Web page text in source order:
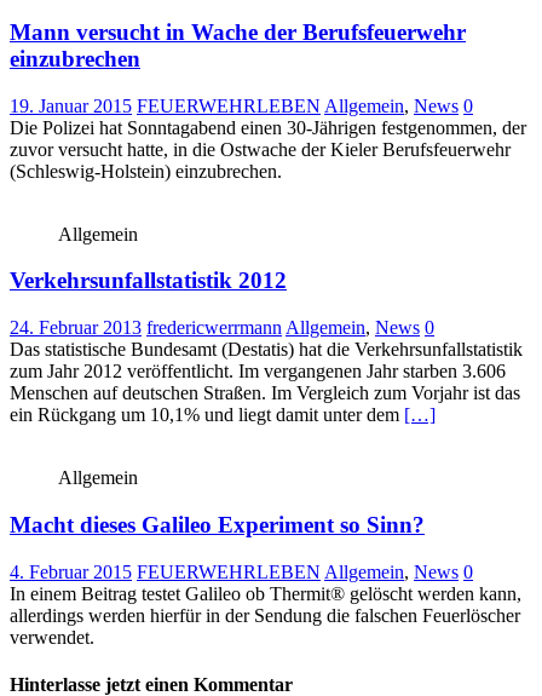
Mann versucht in Wache der Berufsfeuerwehr
einzubrechen
19. Januar 2015 FEUERWEHRLEBEN Allgemein, News 0
Die Polizei hat Sonntagabend einen 30-Jährigen festgenommen, der
zuvor versucht hatte, in die Ostwache der Kieler Berufsfeuerwehr
(Schleswig-Holstein) einzubrechen.
Allgemein
Verkehrsunfallstatistik 2012
24. Februar 2013 fredericwerrmann Allgemein, News 0
Das statistische Bundesamt (Destatis) hat die Verkehrsunfallstatistik
zum Jahr 2012 veröffentlicht. Im vergangenen Jahr starben 3.606
Menschen auf deutschen Straßen. Im Vergleich zum Vorjahr ist das
ein Rückgang um 10,1% und liegt damit unter dem […]
Allgemein
Macht dieses Galileo Experiment so Sinn?
4. Februar 2015 FEUERWEHRLEBEN Allgemein, News 0
In einem Beitrag testet Galileo ob Thermit® gelöscht werden kann,
allerdings werden hierfür in der Sendung die falschen Feuerlöscher
verwendet.
Hinterlasse jetzt einen Kommentar